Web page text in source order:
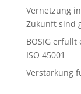
Vernetzung
Zukunft sind
BOSIG
ISO 45001
Verstärkung